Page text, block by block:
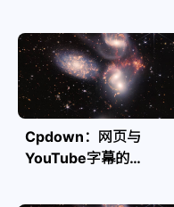
Cpdown：网页与
YouTube字幕的